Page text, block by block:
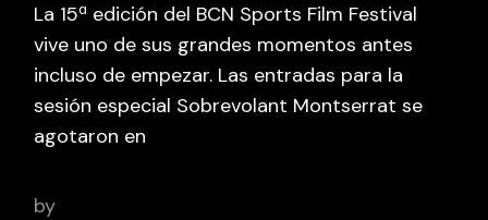
La 15ª edición del BCN Sports Film Festival
vive uno de sus grandes momentos antes
incluso de empezar. Las entradas para la
sesión especial Sobrevolant Montserrat se
agotaron en
by